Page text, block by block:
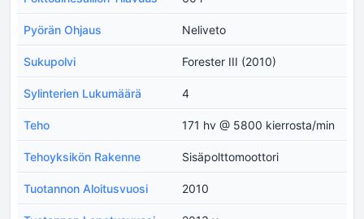
Pyörän Ohjaus Neliveto
Sukupolvi Forester III (2010)
Sylinterien Lukumäärä 4
Teho 171 hv @ 5800 kierrosta/min
Tehoyksikön Rakenne Sisäpolttomoottori
Tuotannon Aloitusvuosi 2010